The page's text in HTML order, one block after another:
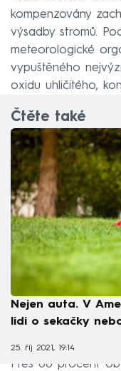
kompenzovány
výsadby stromů.
meteorologické
vypuštěného
oxidu uhličitého,
Čtěte také
Nejen auta. V
lidi o sekačky
25. říj 2021, 19:14
Přes 80 procent